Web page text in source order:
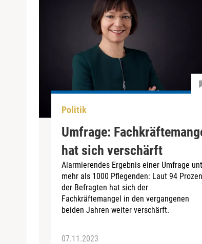
Politik
Umfrage:
hat sich verschärft
Alarmierendes Ergebnis einer Umfrage
mehr als 1000 Pflegenden: Laut 94
der Befragten hat sich der
Fachkräftemangel in den vergangenen
beiden Jahren weiter verschärft.
07.11.2023